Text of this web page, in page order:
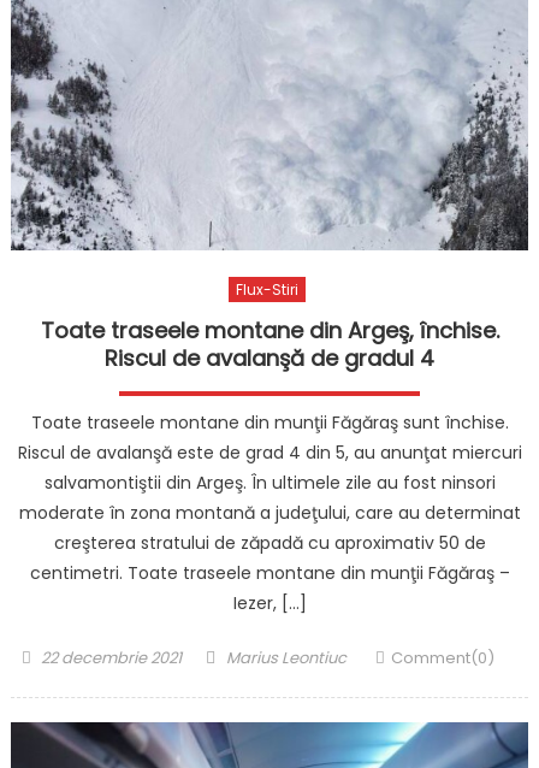
Flux-Stiri
Toate traseele montane din Argeş, închise.
Riscul de avalanşă de gradul 4
Toate traseele montane din munţii Făgăraş sunt închise.
Riscul de avalanşă este de grad 4 din 5, au anunţat miercuri
salvamontiştii din Argeş. În ultimele zile au fost ninsori
moderate în zona montană a judeţului, care au determinat
creşterea stratului de zăpadă cu aproximativ 50 de
centimetri. Toate traseele montane din munţii Făgăraş –
Iezer, […]
Posted
22 decembrie 2021 Author
Marius Leontiuc Comment(0)